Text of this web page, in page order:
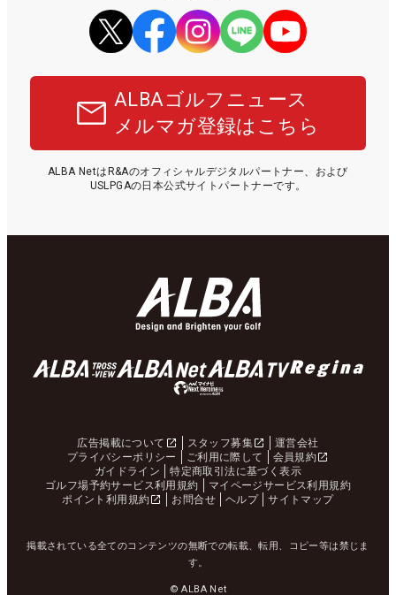
ALBAゴルフニュース
メルマガ登録はこちら
ALBA NetはR&Aのオフィシャルデジタルパートナー、および
USLPGAの日本公式サイトパートナーです。
広告掲載について スタッフ募集
運営会社
プライバシーポリシー
ご利用に際して
会員規約
ガイドライン
特定商取引法に基づく表示
ゴルフ場予約サービス利用規約
マイページサービス利用規約
ポイント利用規約
お問合せ ヘルプ サイトマップ
掲載されている全てのコンテンツの無断での転載、転用、コピー等は禁じま
す。
© ALBA Net